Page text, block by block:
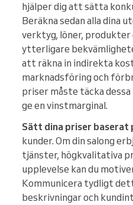
hjälper dig att sätta
Beräkna sedan alla dina
verktyg, löner, produkter
ytterligare
att räkna in indirekta
marknadsföring och
priser måste täcka
ge en vinstmarginal.
Sätt dina priser baserat
kunder. Om din salong
tjänster, högkvalitativa
upplevelse kan du
Kommunicera tydligt
beskrivningar och